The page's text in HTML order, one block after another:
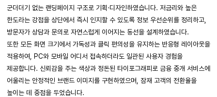
군더더기 없는 랜딩페이지 구조로 기획·디자인하였습니다. 저금리와 높은
한도라는 강점을 상단에서 즉시 인지할 수 있도록 정보 우선순위를 정리하고,
방문자가 상담과 문의로 자연스럽게 이어지는 동선을 설계하였습니다.
또한 모든 화면 크기에서 가독성과 클릭 편의성을 유지하는 반응형 레이아웃을
적용하여, PC와 모바일 어디서 접속하더라도 일관된 사용자 경험을
제공합니다. 신뢰감을 주는 색상과 정돈된 타이포그래피로 금융 중개 서비스에
어울리는 안정적인 브랜드 이미지를 구현하였으며, 잠재 고객의 전환율을
높이는 데 중점을 두었습니다.